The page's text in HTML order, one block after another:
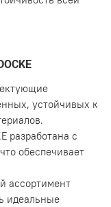
устойчивых к
разработана с
обеспечивает
ассортимент
идеальные